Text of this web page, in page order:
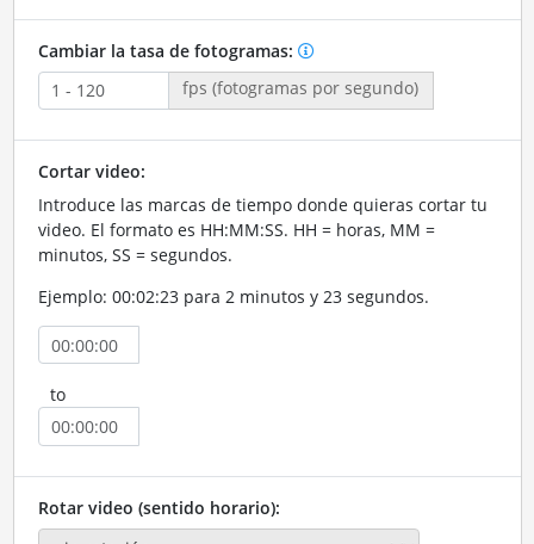
Cambiar la tasa de fotogramas:
fps (fotogramas por segundo)
Cortar video:
Introduce las marcas de tiempo donde quieras cortar tu
video. El formato es HH:MM:SS. HH = horas, MM =
minutos, SS = segundos.
Ejemplo: 00:02:23 para 2 minutos y 23 segundos.
to
Rotar video (sentido horario):